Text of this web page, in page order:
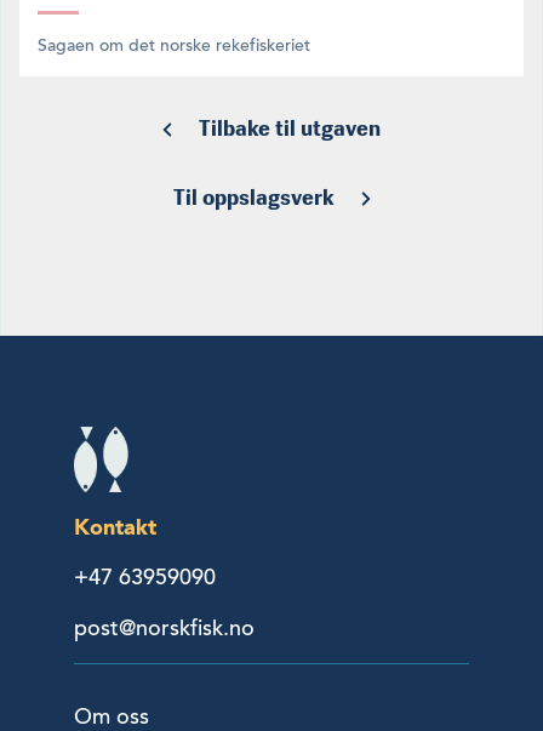
Sagaen om det norske rekefiskeriet
Tilbake til utgaven
Til oppslagsverk
Kontakt
+47 63959090
post@norskfisk.no
Om oss